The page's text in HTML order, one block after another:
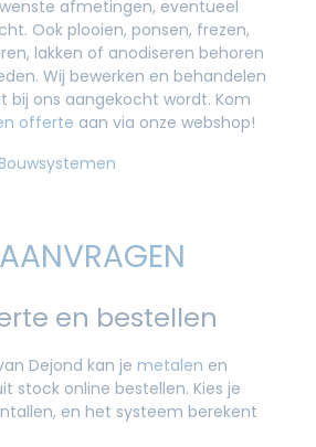
afmetingen, eventueel
Ook plooien, ponsen, frezen,
lakken of anodiseren behoren
Wij bewerken en behandelen
bij ons aangekocht wordt. Kom
offerte aan via onze webshop!
en bestellen
Dejond kan je metalen en
stock online bestellen. Kies je
en het systeem berekent